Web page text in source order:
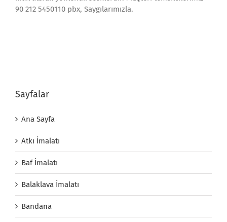
90 212 5450110 pbx, Saygılarımızla.
Sayfalar
Ana Sayfa
Atkı İmalatı
Baf İmalatı
Balaklava İmalatı
Bandana